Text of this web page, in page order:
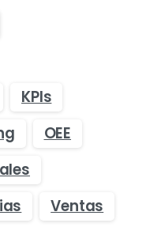
KPIs
OEE
Ventas